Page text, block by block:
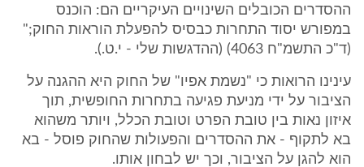
ההסדרים הכובלים השינויים העיקריים הם: הוכנס
במפורש יסוד התחרות כבסיס להפעלת הוראות החוק;"
(ד"כ התשמ"ח 4063) (ההדגשות שלי - י.ט.).
עינינו הרואות כי "נשמת אפיו" של החוק היא ההגנה על
הציבור על ידי מניעת פגיעה בתחרות החופשית, תוך
איזון נאות בין טובת הפרט וטובת הכלל, ויותר משהוא
בא לתקוף - את ההסדרים והפעולות שהחוק פוסל - בא
הוא להגן על הציבור, וכך יש לבחון אותו.